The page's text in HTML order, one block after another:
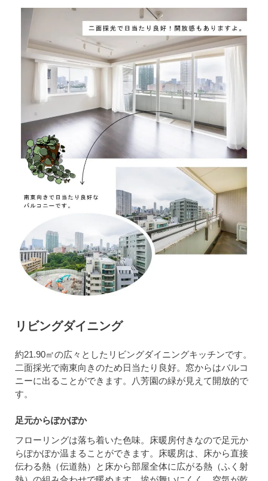
リビングダイニング
約21.90㎡の広々としたリビングダイニングキッチンです。
二面採光で南東向きのため日当たり良好。窓からはバルコ
ニーに出ることができます。八芳園の緑が見えて開放的で
す。
足元からぽかぽか
フローリングは落ち着いた色味。床暖房付きなので足元か
らぽかぽか温まることができます。床暖房は、床から直接
伝わる熱（伝道熱）と床から部屋全体に広がる熱（ふく射